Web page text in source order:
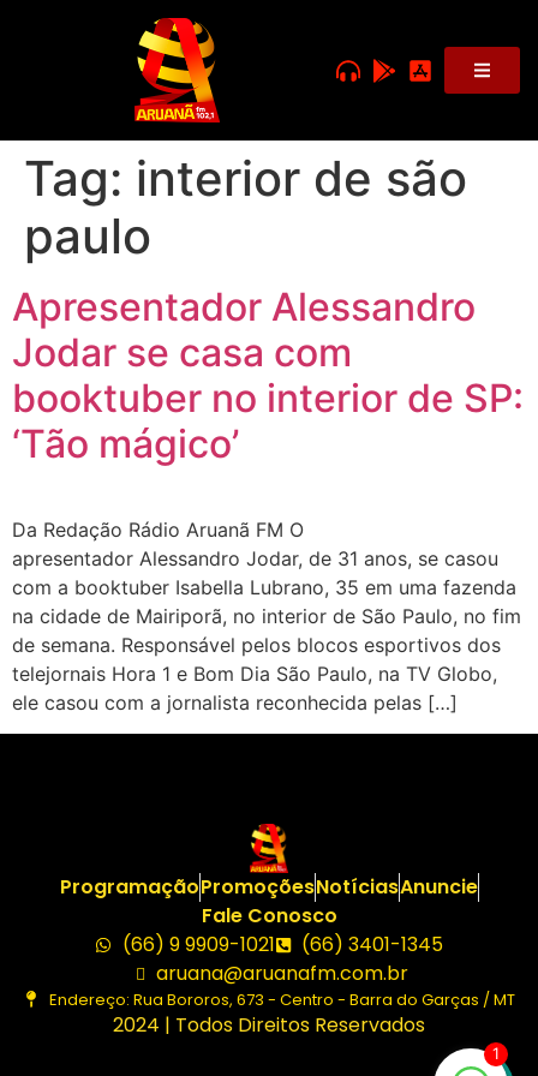
Tag: interior de são
paulo
Apresentador Alessandro
Jodar se casa com
booktuber no interior de SP:
‘Tão mágico’
Da Redação Rádio Aruanã FM O
apresentador Alessandro Jodar, de 31 anos, se casou
com a booktuber Isabella Lubrano, 35 em uma fazenda
na cidade de Mairiporã, no interior de São Paulo, no fim
de semana. Responsável pelos blocos esportivos dos
telejornais Hora 1 e Bom Dia São Paulo, na TV Globo,
ele casou com a jornalista reconhecida pelas […]
ProgramaçãoPromoçõesNotíciasAnuncie
Fale Conosco
(66) 9 9909-1021
(66) 3401-1345
aruana@aruanafm.com.br
Endereço: Rua Bororos, 673 - Centro - Barra do Garças / MT
2024 | Todos Direitos Reservados
1